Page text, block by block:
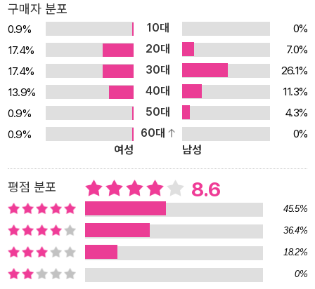
구매자 분포
0.9% 10대
0%
17.4%
20대
7.0%
17.4%
30대
26.1%
13.9%
40대
11.3%
0.9%
50대
4.3%
0.9%
60대
0%
여성
남성
평점 분포 8.6
45.5%
36.4%
18.2%
0%